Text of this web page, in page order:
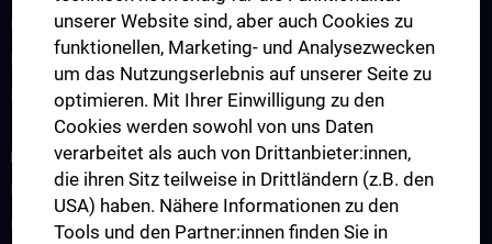
Klinisch-Praktisches Jahr (KPJ)
Famulatur
Fellows & Observer
RESEARCH
Forschung Viszeralchirurgie
Forschung Gefäßchirurgie
unserer Website sind, aber auch Cookies zu
funktionellen, Marketing- und Analysezwecken
um das Nutzungserlebnis auf unserer Seite zu
optimieren. Mit Ihrer Einwilligung zu den
Cookies werden sowohl von uns Daten
verarbeitet als auch von Drittanbieter:innen,
die ihren Sitz teilweise in Drittländern (z.B. den
USA) haben. Nähere Informationen zu den
Tools und den Partner:innen finden Sie in